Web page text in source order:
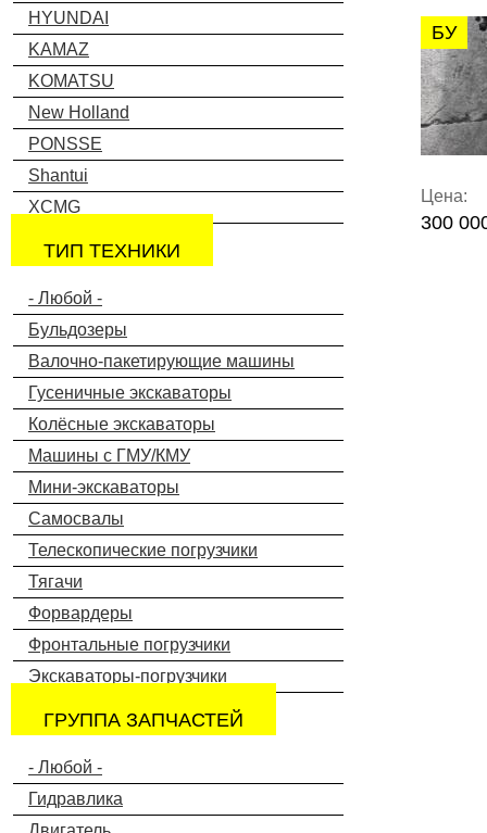
HYUNDAI
KAMAZ
KOMATSU
New Holland
PONSSE
Shantui
XCMG
ТИП ТЕХНИКИ
- Любой -
Бульдозеры
Валочно-пакетирующие машины
Гусеничные экскаваторы
Колёсные экскаваторы
Машины с ГМУ/КМУ
Мини-экскаваторы
Самосвалы
Телескопические погрузчики
Тягачи
Форвардеры
Фронтальные погрузчики
Экскаваторы-погрузчики
ГРУППА ЗАПЧАСТЕЙ
- Любой -
Гидравлика
Цена:
300
БУ